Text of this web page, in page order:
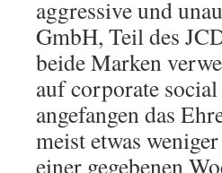
aggressive und
GmbH, Teil des
beide Marken
auf corporate
angefangen das
meist etwas
einer gegebenen